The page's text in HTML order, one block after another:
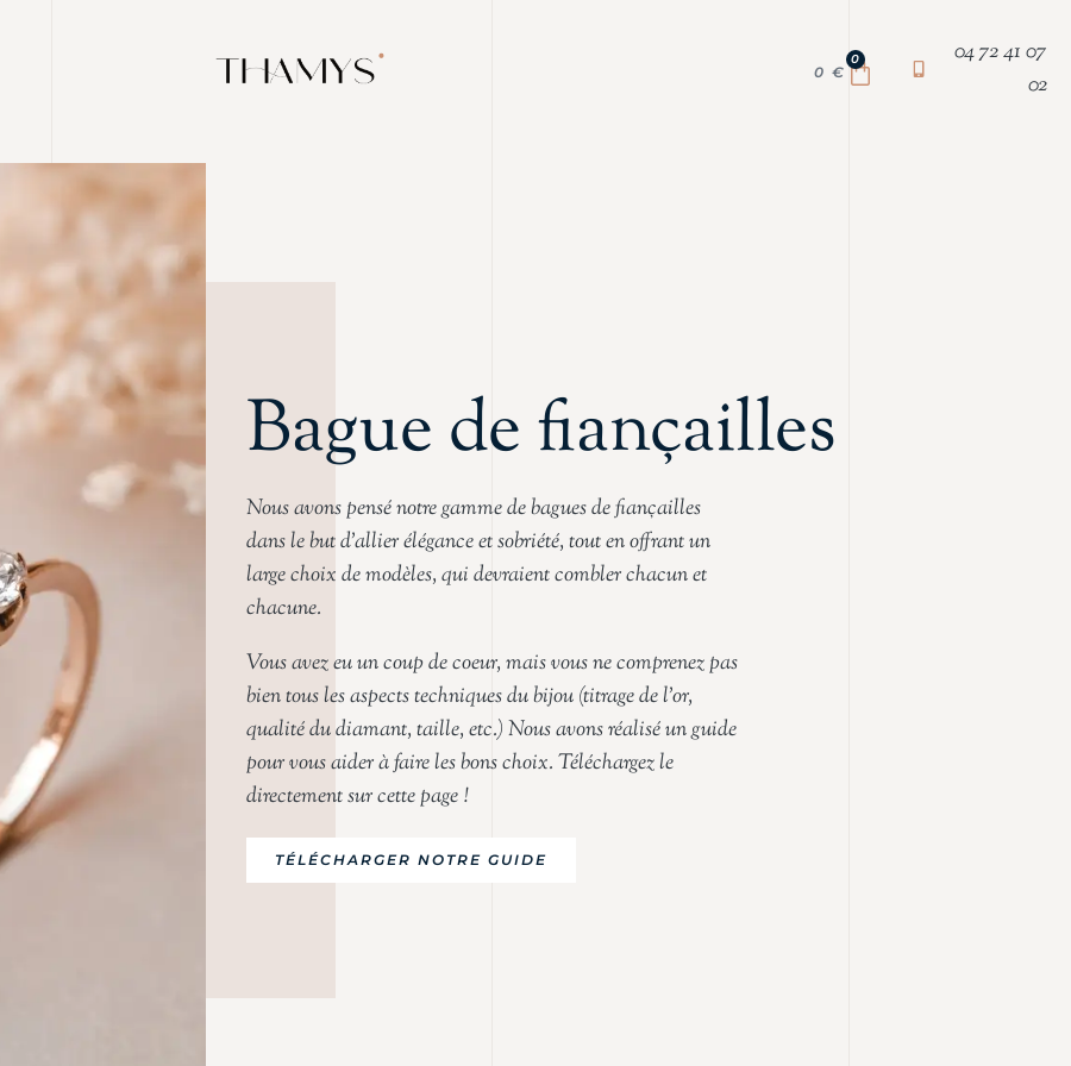
0 €
0
04 72 41 07
02
Bague de fiançailles
Nous avons pensé notre gamme de bagues de fiançailles
dans le but d’allier élégance et sobriété, tout en offrant un
large choix de modèles, qui devraient combler chacun et
chacune.
Vous avez eu un coup de coeur, mais vous ne comprenez pas
bien tous les aspects techniques du bijou (titrage de l’or,
qualité du diamant, taille, etc.) Nous avons réalisé un guide
pour vous aider à faire les bons choix. Téléchargez le
directement sur cette page !
TÉLÉCHARGER NOTRE GUIDE